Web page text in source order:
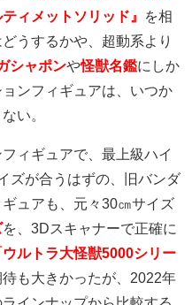
ィメットソリッド』
を相
うするかや、超動系より
シャポンや怪獣名鑑にしか
ンフィギュアは、いつか
い。
ィギュアで、最上級ハイ
ズが合うはずの、旧バンダ
ュアも、元々30㎝サイズ
を、3Dスキャナーで正確に
ウルトラ大怪獣5000シリー
も大きかったが、2022年